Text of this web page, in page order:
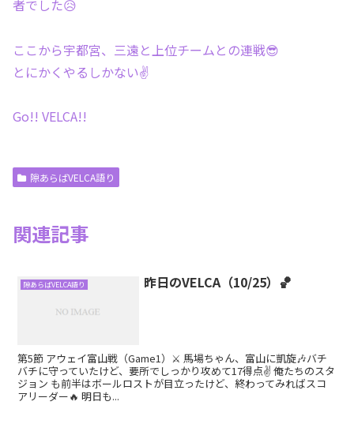
者でした😥
ここから宇都宮、三遠と上位チームとの連戦😎
とにかくやるしかない✌️
Go!! VELCA!!
隙あらばVELCA語り
関連記事
隙あらばVELCA語り 昨日のVELCA（10/25）🏀
第5節 アウェイ富山戦（Game1）⚔️ 馬場ちゃん、富山に凱旋🎶バチ
バチに守っていたけど、要所でしっかり攻めて17得点✌️ 俺たちのスタ
ジョン も前半はボールロストが目立ったけど、終わってみればスコ
アリーダー🔥 明日も...